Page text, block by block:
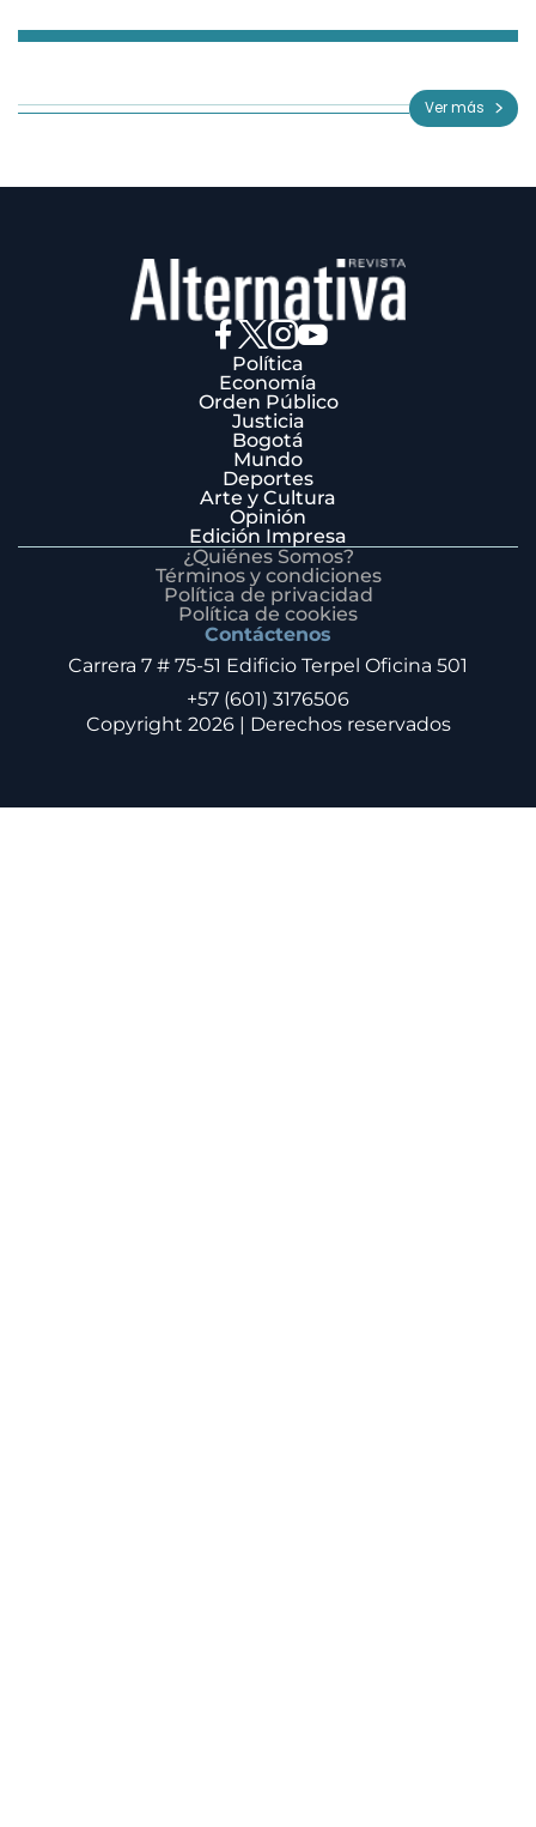
3
Ver más
Política
Economía
Orden Público
Justicia
Bogotá
Mundo
Deportes
Arte y Cultura
Opinión
Edición Impresa
¿Quiénes Somos?
Términos y condiciones
Política de privacidad
Política de cookies
Contáctenos
Carrera 7 # 75-51 Edificio Terpel Oficina 501
+57 (601) 3176506
Copyright 2026 | Derechos reservados